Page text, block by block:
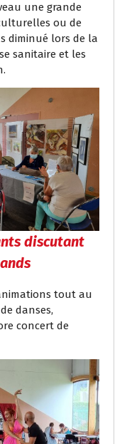
une grande
ou de
diminué lors de la
sanitaire et les
discutant
tout au
danses,
concert de